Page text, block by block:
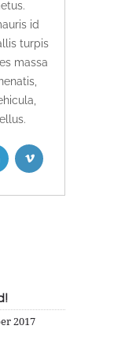
id
turpis
massa
2017